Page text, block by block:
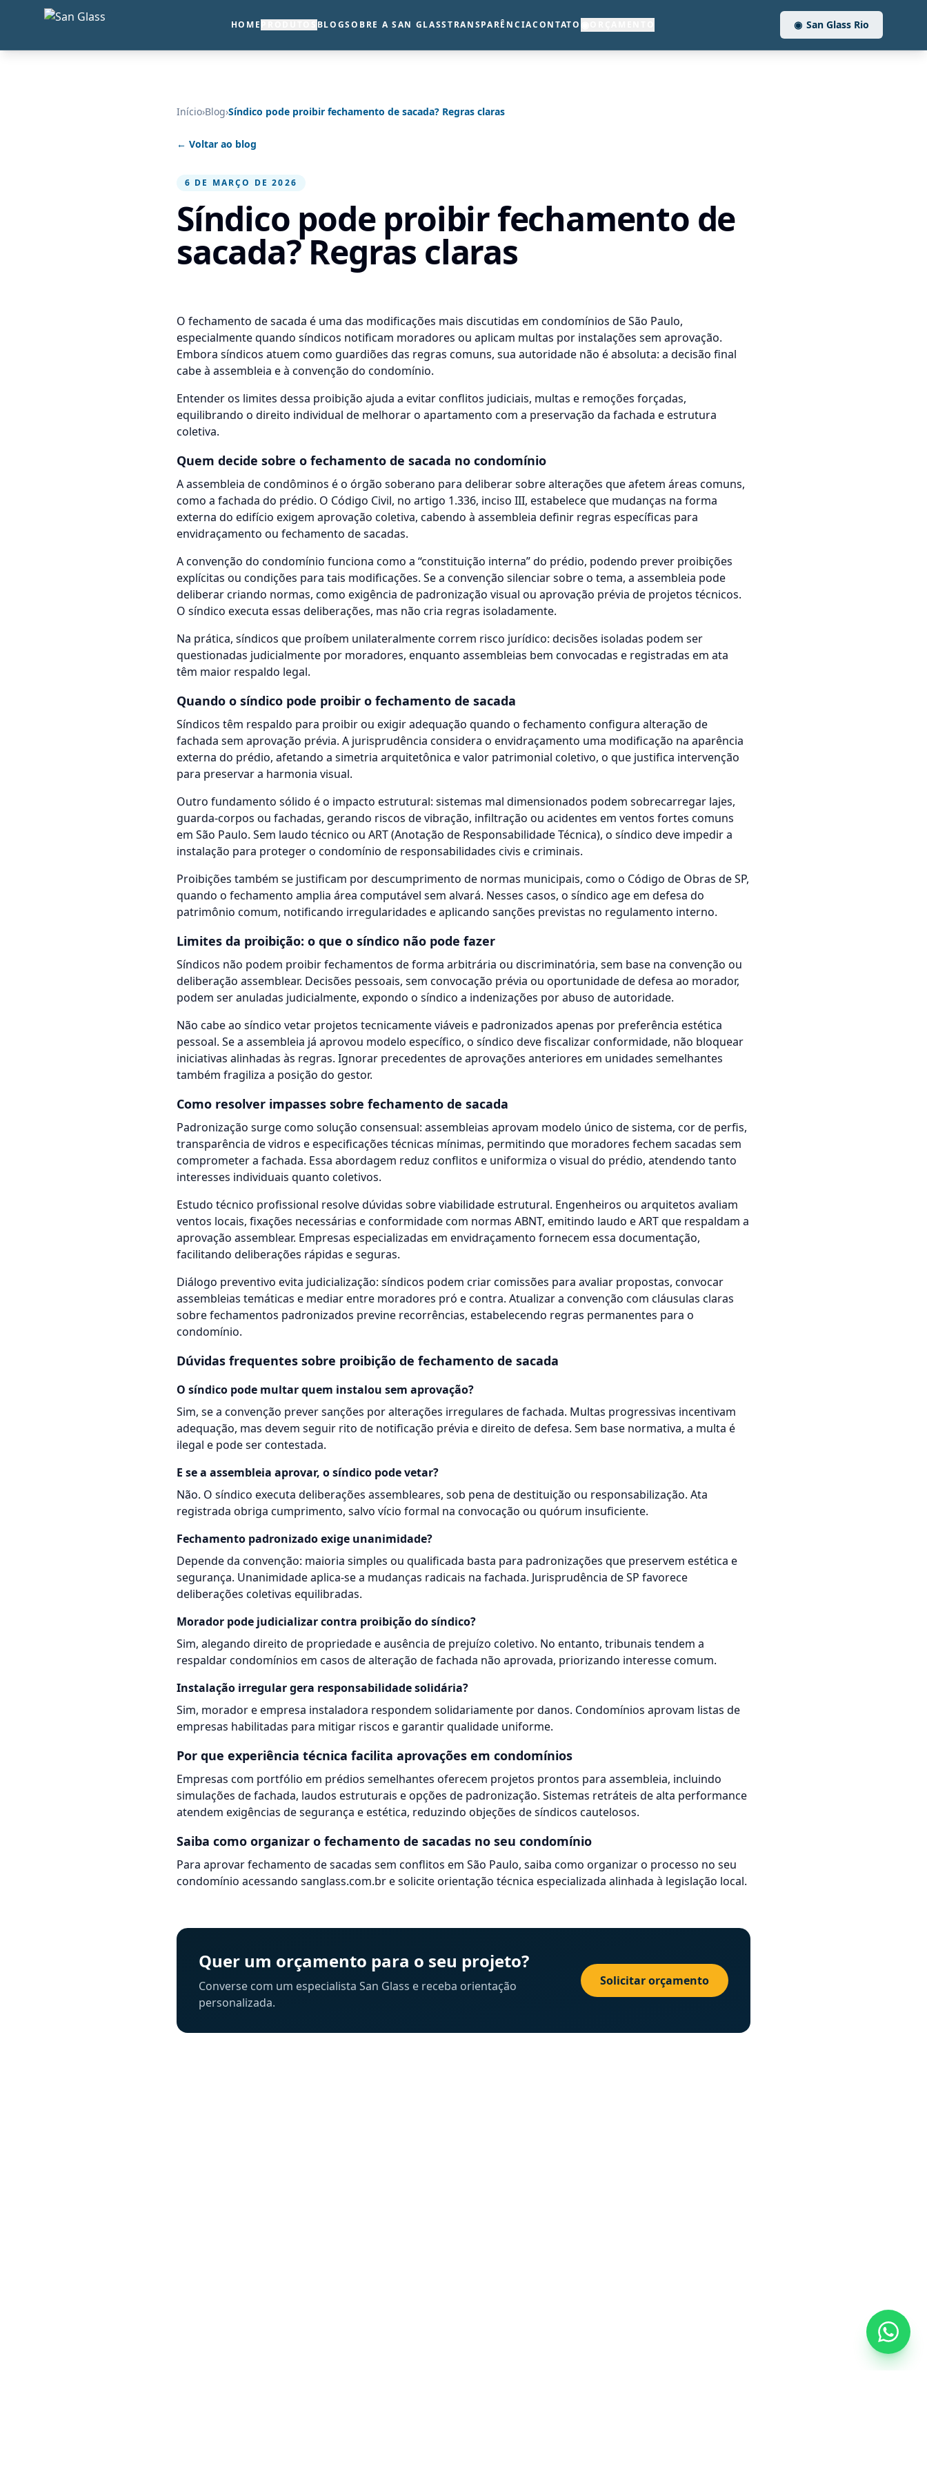
HOME BLOGSOBRE A SAN GLASSTRANSPARÊNCIACONTATO ◉ San Glass Rio
Início›Blog›Síndico pode proibir fechamento de sacada? Regras claras
← Voltar ao blog
6 DE MARÇO DE 2026
Síndico pode proibir fechamento de
sacada? Regras claras
O fechamento de sacada é uma das modificações mais discutidas em condomínios de São Paulo,
especialmente quando síndicos notificam moradores ou aplicam multas por instalações sem aprovação.
Embora síndicos atuem como guardiões das regras comuns, sua autoridade não é absoluta: a decisão final
cabe à assembleia e à convenção do condomínio.
Entender os limites dessa proibição ajuda a evitar conflitos judiciais, multas e remoções forçadas,
equilibrando o direito individual de melhorar o apartamento com a preservação da fachada e estrutura
coletiva.
Quem decide sobre o fechamento de sacada no condomínio
A assembleia de condôminos é o órgão soberano para deliberar sobre alterações que afetem áreas comuns,
como a fachada do prédio. O Código Civil, no artigo 1.336, inciso III, estabelece que mudanças na forma
externa do edifício exigem aprovação coletiva, cabendo à assembleia definir regras específicas para
envidraçamento ou fechamento de sacadas.
A convenção do condomínio funciona como a “constituição interna” do prédio, podendo prever proibições
explícitas ou condições para tais modificações. Se a convenção silenciar sobre o tema, a assembleia pode
deliberar criando normas, como exigência de padronização visual ou aprovação prévia de projetos técnicos.
O síndico executa essas deliberações, mas não cria regras isoladamente.
Na prática, síndicos que proíbem unilateralmente correm risco jurídico: decisões isoladas podem ser
questionadas judicialmente por moradores, enquanto assembleias bem convocadas e registradas em ata
têm maior respaldo legal.
Quando o síndico pode proibir o fechamento de sacada
Síndicos têm respaldo para proibir ou exigir adequação quando o fechamento configura alteração de
fachada sem aprovação prévia. A jurisprudência considera o envidraçamento uma modificação na aparência
externa do prédio, afetando a simetria arquitetônica e valor patrimonial coletivo, o que justifica intervenção
para preservar a harmonia visual.
Outro fundamento sólido é o impacto estrutural: sistemas mal dimensionados podem sobrecarregar lajes,
guarda-corpos ou fachadas, gerando riscos de vibração, infiltração ou acidentes em ventos fortes comuns
em São Paulo. Sem laudo técnico ou ART (Anotação de Responsabilidade Técnica), o síndico deve impedir a
instalação para proteger o condomínio de responsabilidades civis e criminais.
Proibições também se justificam por descumprimento de normas municipais, como o Código de Obras de SP,
quando o fechamento amplia área computável sem alvará. Nesses casos, o síndico age em defesa do
patrimônio comum, notificando irregularidades e aplicando sanções previstas no regulamento interno.
Limites da proibição: o que o síndico não pode fazer
Síndicos não podem proibir fechamentos de forma arbitrária ou discriminatória, sem base na convenção ou
deliberação assemblear. Decisões pessoais, sem convocação prévia ou oportunidade de defesa ao morador,
podem ser anuladas judicialmente, expondo o síndico a indenizações por abuso de autoridade.
Não cabe ao síndico vetar projetos tecnicamente viáveis e padronizados apenas por preferência estética
pessoal. Se a assembleia já aprovou modelo específico, o síndico deve fiscalizar conformidade, não bloquear
iniciativas alinhadas às regras. Ignorar precedentes de aprovações anteriores em unidades semelhantes
também fragiliza a posição do gestor.
Como resolver impasses sobre fechamento de sacada
Padronização surge como solução consensual: assembleias aprovam modelo único de sistema, cor de perfis,
transparência de vidros e especificações técnicas mínimas, permitindo que moradores fechem sacadas sem
comprometer a fachada. Essa abordagem reduz conflitos e uniformiza o visual do prédio, atendendo tanto
interesses individuais quanto coletivos.
Estudo técnico profissional resolve dúvidas sobre viabilidade estrutural. Engenheiros ou arquitetos avaliam
ventos locais, fixações necessárias e conformidade com normas ABNT, emitindo laudo e ART que respaldam a
aprovação assemblear. Empresas especializadas em envidraçamento fornecem essa documentação,
facilitando deliberações rápidas e seguras.
Diálogo preventivo evita judicialização: síndicos podem criar comissões para avaliar propostas, convocar
assembleias temáticas e mediar entre moradores pró e contra. Atualizar a convenção com cláusulas claras
sobre fechamentos padronizados previne recorrências, estabelecendo regras permanentes para o
condomínio.
Dúvidas frequentes sobre proibição de fechamento de sacada
O síndico pode multar quem instalou sem aprovação?
Sim, se a convenção prever sanções por alterações irregulares de fachada. Multas progressivas incentivam
adequação, mas devem seguir rito de notificação prévia e direito de defesa. Sem base normativa, a multa é
ilegal e pode ser contestada.
E se a assembleia aprovar, o síndico pode vetar?
Não. O síndico executa deliberações assembleares, sob pena de destituição ou responsabilização. Ata
registrada obriga cumprimento, salvo vício formal na convocação ou quórum insuficiente.
Fechamento padronizado exige unanimidade?
Depende da convenção: maioria simples ou qualificada basta para padronizações que preservem estética e
segurança. Unanimidade aplica-se a mudanças radicais na fachada. Jurisprudência de SP favorece
deliberações coletivas equilibradas.
Morador pode judicializar contra proibição do síndico?
Sim, alegando direito de propriedade e ausência de prejuízo coletivo. No entanto, tribunais tendem a
respaldar condomínios em casos de alteração de fachada não aprovada, priorizando interesse comum.
Instalação irregular gera responsabilidade solidária?
Sim, morador e empresa instaladora respondem solidariamente por danos. Condomínios aprovam listas de
empresas habilitadas para mitigar riscos e garantir qualidade uniforme.
Por que experiência técnica facilita aprovações em condomínios
Empresas com portfólio em prédios semelhantes oferecem projetos prontos para assembleia, incluindo
simulações de fachada, laudos estruturais e opções de padronização. Sistemas retráteis de alta performance
atendem exigências de segurança e estética, reduzindo objeções de síndicos cautelosos.
Saiba como organizar o fechamento de sacadas no seu condomínio
Para aprovar fechamento de sacadas sem conflitos em São Paulo, saiba como organizar o processo no seu
condomínio acessando sanglass.com.br e solicite orientação técnica especializada alinhada à legislação local.
Quer um orçamento para o seu projeto?
Converse com um especialista San Glass e receba orientação
personalizada.
Solicitar orçamento